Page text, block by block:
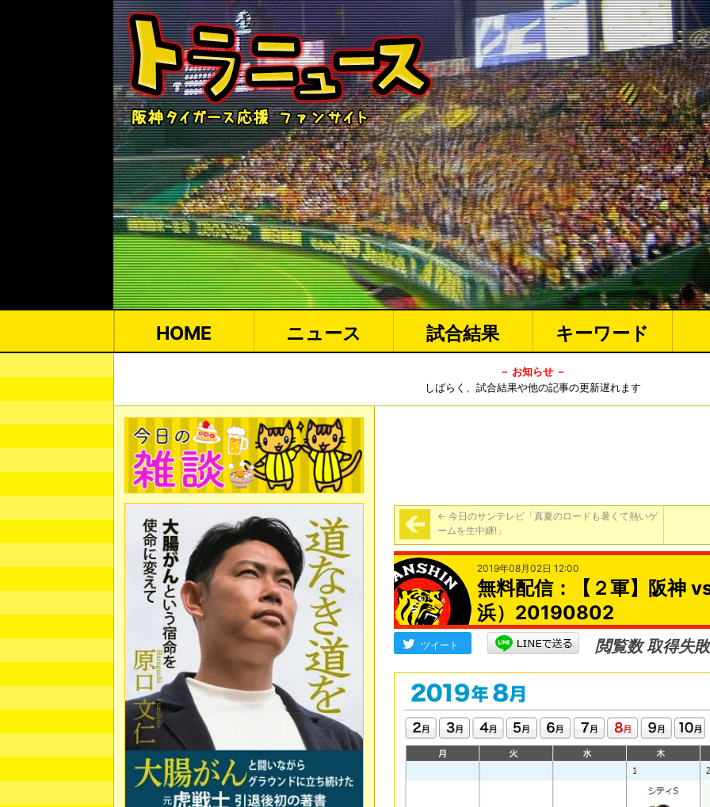
HOME ニュース 試合結果 キーワード
－ お知らせ －
しばらく、試合結果や他の記事の更新遅れます
← 今日のサンテレビ「真夏のロードも暑くて熱いゲ
ームを生中継!」
2019年08月02日 12:00
無料配信：【２軍】阪神
浜）20190802
ツイート 閲覧数 取得失敗